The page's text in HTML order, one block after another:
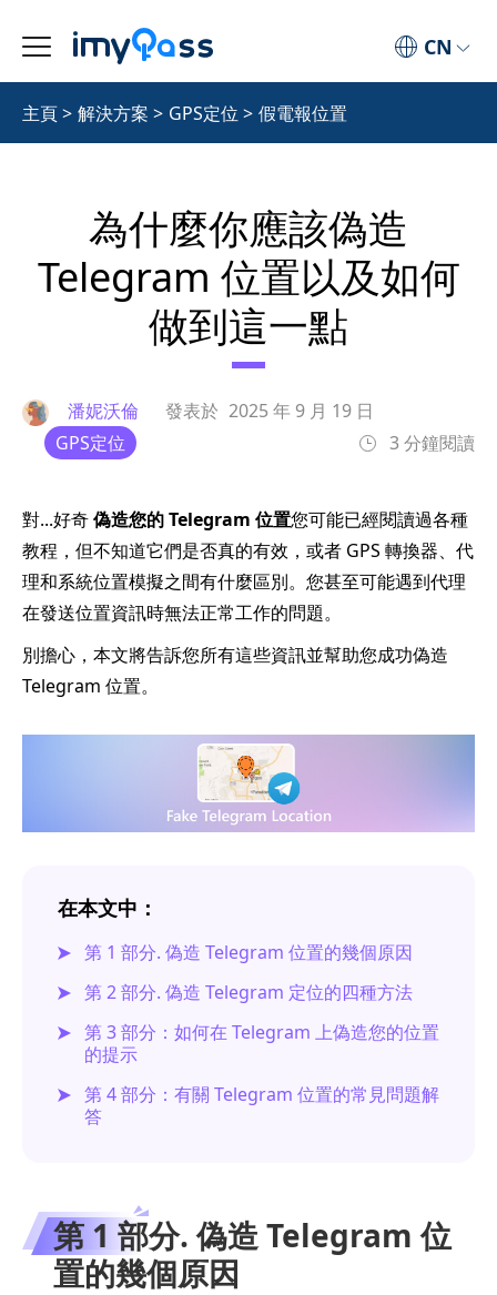
CN
主頁> 解決方案 > GPS定位 > 假電報位置
為什麼你應該偽造
Telegram 位置以及如何
做到這一點
潘妮沃倫 發表於 2025 年 9 月 19 日
GPS定位
3 分鐘閱讀
對...好奇偽造您的 Telegram 位置您可能已經閱讀過各種
教程，但不知道它們是否真的有效，或者 GPS 轉換器、代
理和系統位置模擬之間有什麼區別。您甚至可能遇到代理
在發送位置資訊時無法正常工作的問題。
別擔心，本文將告訴您所有這些資訊並幫助您成功偽造
Telegram 位置。
在本文中：
第 1 部分. 偽造 Telegram 位置的幾個原因
第 2 部分. 偽造 Telegram 定位的四種方法
第 3 部分：如何在 Telegram 上偽造您的位置
的提示
第 4 部分：有關 Telegram 位置的常見問題解
答
第 1 部分. 偽造 Telegram 位
置的幾個原因